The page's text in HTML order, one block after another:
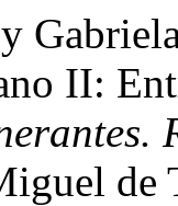
II:
de